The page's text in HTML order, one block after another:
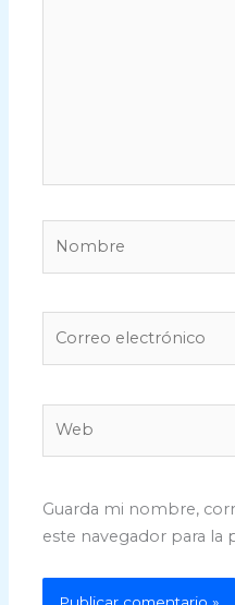
Guarda mi nombre,
este navegador para la